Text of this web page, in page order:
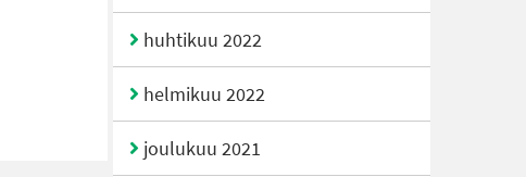
huhtikuu 2022
helmikuu 2022
joulukuu 2021